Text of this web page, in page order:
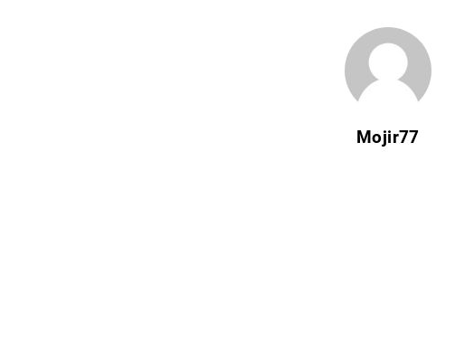
Mojir77